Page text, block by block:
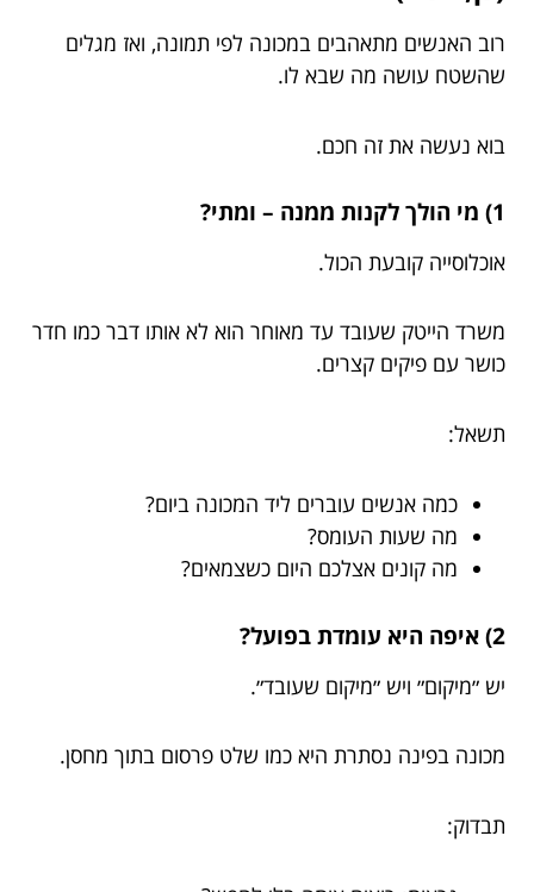
רוב האנשים מתאהבים במכונה לפי תמונה, ואז מגלים
שהשטח עושה מה שבא לו.
בוא נעשה את זה חכם.
1) מי הולך לקנות ממנה – ומתי?
אוכלוסייה קובעת הכול.
משרד הייטק שעובד עד מאוחר הוא לא אותו דבר כמו חדר
כושר עם פיקים קצרים.
תשאל:
כמה אנשים עוברים ליד המכונה ביום?
מה שעות העומס?
מה קונים אצלכם היום כשצמאים?
2) איפה היא עומדת בפועל?
יש ״מיקום״ ויש ״מיקום שעובד״.
מכונה בפינה נסתרת היא כמו שלט פרסום בתוך מחסן.
תבדוק: